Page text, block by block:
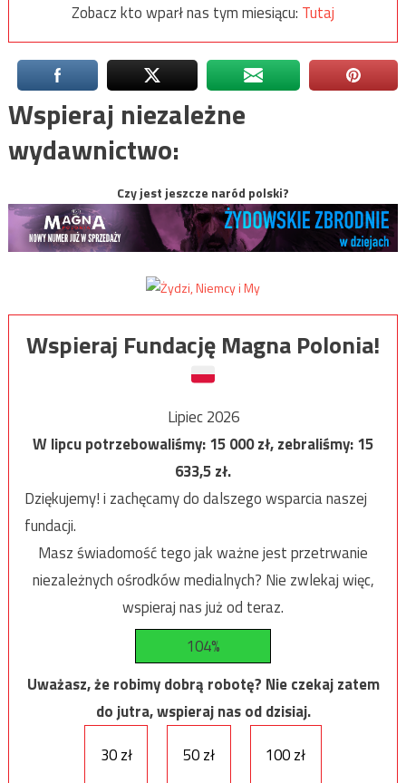
Zobacz kto wparł nas tym miesiącu: Tutaj
Wspieraj niezależne
wydawnictwo:
Czy jest jeszcze naród polski?
Wspieraj Fundację Magna Polonia!
Lipiec 2026
W lipcu potrzebowaliśmy:15 000zł, zebraliśmy:15
633,5zł.
Dziękujemy! i zachęcamy do dalszego wsparcia naszej
fundacji.
Masz świadomość tego jak ważne jest przetrwanie
niezależnych ośrodków medialnych? Nie zwlekaj więc,
wspieraj nas już od teraz.
104%
Uważasz, że robimy dobrą robotę? Nie czekaj zatem
do jutra, wspieraj nas od dzisiaj.
30 zł
50 zł 100 zł